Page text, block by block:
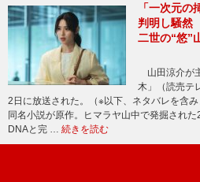
「一次元
判明し騒然
二世の“悠”
山田涼介が
木」（読売テ
2日に放送された。（※以下、ネタバレを含
同名小説が原作。ヒマラヤ山中で発掘され
DNAと完 … 続きを読む